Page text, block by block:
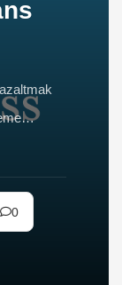
ipuçları
0